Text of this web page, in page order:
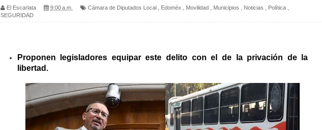
El Escarlata 9:00 a.m. Cámara de Diputados Local Edoméx Movilidad Municipios Noticias Política
SEGURIDAD
Proponen legisladores equipar este delito con el de la privación de la
libertad.